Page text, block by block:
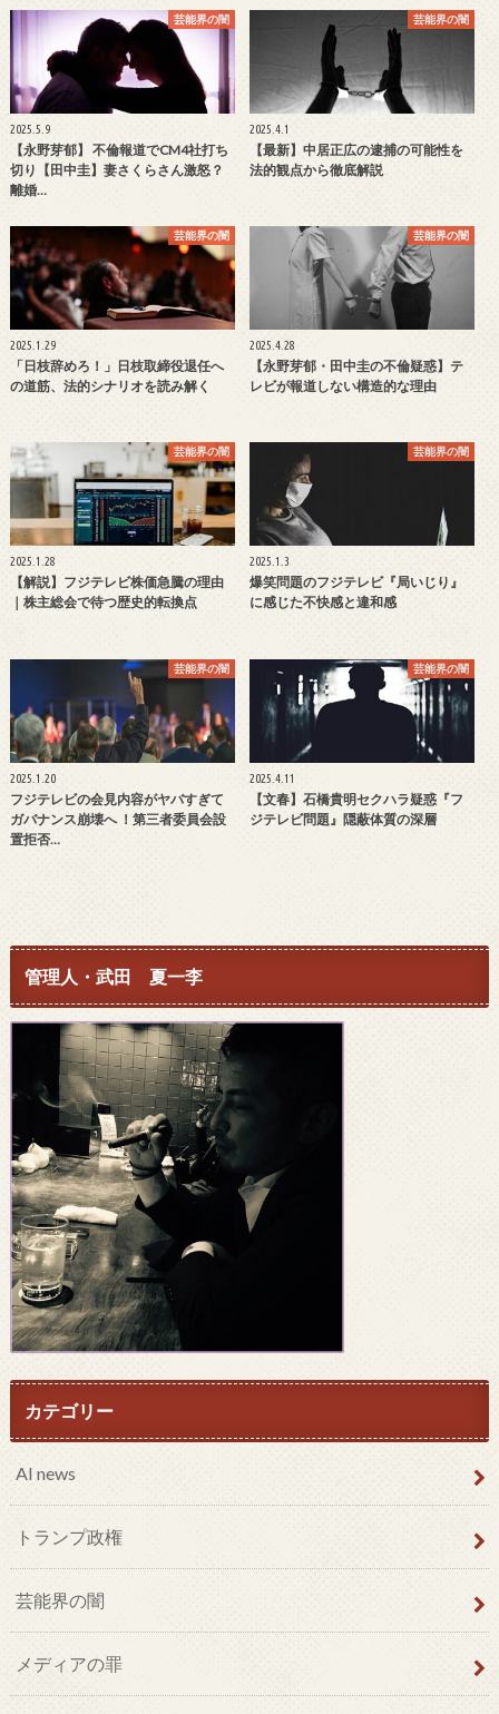
芸能界の闇
2025.5.9
【永野芽郁】 不倫報道でCM4社打ち
切り【田中圭】妻さくらさん激怒？
離婚…
芸能界の闇
2025.4.1
【最新】中居正広の逮捕の可能性を
法的観点から徹底解説
芸能界の闇
2025.1.29
「日枝辞めろ！」日枝取締役退任へ
の道筋、法的シナリオを読み解く
芸能界の闇
2025.4.28
【永野芽郁・田中圭の不倫疑惑】テ
レビが報道しない構造的な理由
芸能界の闇
2025.1.28
【解説】フジテレビ株価急騰の理由
｜株主総会で待つ歴史的転換点
芸能界の闇
2025.1.3
爆笑問題のフジテレビ『局いじり』
に感じた不快感と違和感
芸能界の闇
2025.1.20
フジテレビの会見内容がヤバすぎて
ガバナンス崩壊へ ！第三者委員会設
置拒否…
芸能界の闇
2025.4.11
【文春】石橋貴明セクハラ疑惑『フ
ジテレビ問題』隠蔽体質の深層
管理人・武田 夏一李
カテゴリー
AI news
トランプ政権
芸能界の闇
メディアの罪